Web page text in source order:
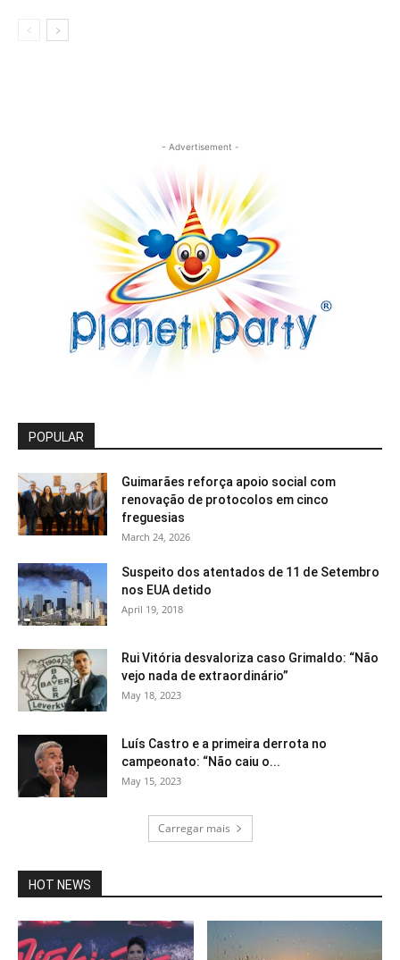
- Advertisement -
POPULAR
Guimarães reforça apoio social com
renovação de protocolos em cinco
freguesias
March 24, 2026
Suspeito dos atentados de 11 de Setembro
nos EUA detido
April 19, 2018
Rui Vitória desvaloriza caso Grimaldo: “Não
vejo nada de extraordinário”
May 18, 2023
Luís Castro e a primeira derrota no
campeonato: “Não caiu o...
May 15, 2023
Carregar mais
HOT NEWS